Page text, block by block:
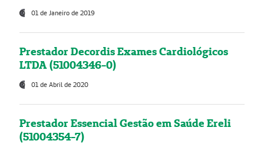
01 de Janeiro de 2019
Prestador Decordis Exames Cardiológicos
LTDA (51004346-0)
01 de Abril de 2020
Prestador Essencial Gestão em Saúde Ereli
(51004354-7)